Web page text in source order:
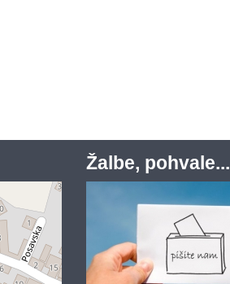
Žalbe, pohvale...